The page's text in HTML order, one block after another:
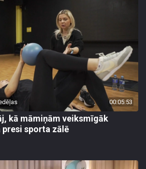
00:05:53
kā māmiņām veiksmīgāk
sporta zālē